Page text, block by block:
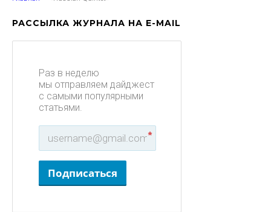
РАССЫЛКА ЖУРНАЛА НА E-MAIL
Раз в неделю
мы отправляем дайджест
с самыми популярными
статьями.
*
Подписаться